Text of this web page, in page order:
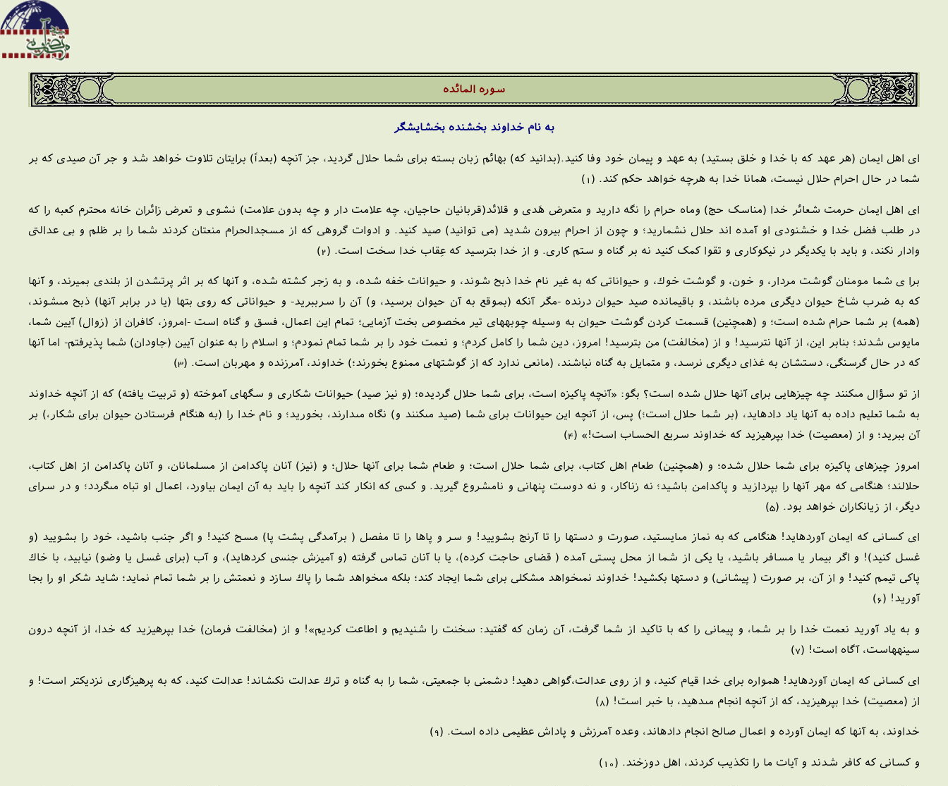
سوره المائده
به نام خداوند بخشنده بخشايشگر
ای اهل ایمان (هر عهد که با خدا و خلق بستید) به عهد و پیمان خود وفا کنید.(بدانید که) بهائم زبان بسته برای شما حلال گردید، جز آنچه (بعداً) برایتان تلاوت خواهد شد و جر آن صیدی که بر
شما در حال احرام حلال نیست، همانا خدا به هرچه خواهد حکم کند. (1)
ای اهل ایمان حرمت شعائر خدا (مناسک حج) وماه حرام را نگه دارید و متعرض هَدی و قلائد(قربانیان حاجیان، چه علامت دار و چه بدون علامت) نشوی و تعرض زائران خانه محترم کعبه را که
در طلب فضل خدا و خشنودی او آمده اند حلال نشمارید؛ و چون از احرام بیرون شدید (می توانید) صید کنید. و ادوات گروهی که از مسجدالحرام منعتان کردند شما را بر ظلم و بی عدالتی
وادار نکند، و باید با یکدیگر در نیکوکاری و تقوا کمک کنید نه بر گناه و ستم کاری. و از خدا بترسید که عِقاب خدا سخت است. (2)
برا ی شما مومنان گوشت مردار، و خون، و گوشت خوك، و حيواناتى كه به غير نام خدا ذبح شوند، و حيوانات خفه‏ شده، و به زجر كشته شده، و آنها كه بر اثر پرت‏شدن از بلندى بميرند، و آنها
كه به ضرب شاخ حيوان ديگرى مرده باشند، و باقيمانده صيد حيوان درنده -مگر آنكه (بموقع به آن حيوان برسيد، و) آن را سرببريد- و حيواناتى كه روى بتها (يا در برابر آنها) ذبح مى‏شوند،
(همه) بر شما حرام شده است؛ و (همچنين) قسمت كردن گوشت حيوان به وسيله چوبه‏هاى تير مخصوص بخت آزمايى؛ تمام اين اعمال، فسق و گناه است -امروز، كافران از (زوال) آيين شما،
مايوس شدند؛ بنابر اين، از آنها نترسيد! و از (مخالفت) من بترسيد! امروز، دين شما را كامل كردم؛ و نعمت خود را بر شما تمام نمودم؛ و اسلام را به عنوان آيين (جاودان) شما پذيرفتم- اما آنها
كه در حال گرسنگى، دستشان به غذاى ديگرى نرسد، و متمايل به گناه نباشند، (مانعى ندارد كه از گوشتهاى ممنوع بخورند؛) خداوند، آمرزنده و مهربان است. (3)
از تو سؤال مى‏كنند چه چيزهايى براى آنها حلال شده است؟ بگو: «آنچه پاكيزه است، براى شما حلال گرديده؛ (و نيز صيد) حيوانات شكارى و سگهاى آموخته (و تربيت يافته) كه از آنچه خداوند
به شما تعليم داده به آنها ياد داده‏ايد، (بر شما حلال است؛) پس، از آنچه اين حيوانات براى شما (صيد مى‏كنند و) نگاه مى‏دارند، بخوريد؛ و نام خدا را (به هنگام فرستادن حيوان براى شكار،) بر
آن ببريد؛ و از (معصيت) خدا بپرهيزيد كه خداوند سريع الحساب است!» (4)
امروز چيزهاى پاكيزه براى شما حلال شده؛ و (همچنين) طعام اهل كتاب، براى شما حلال است؛ و طعام شما براى آنها حلال؛ و (نيز) آنان پاكدامن از مسلمانان، و آنان پاكدامن از اهل كتاب،
حلالند؛ هنگامى كه مهر آنها را بپردازيد و پاكدامن باشيد؛ نه زناكار، و نه دوست پنهانى و نامشروع گيريد. و كسى كه انكار كند آنچه را بايد به آن ايمان بياورد، اعمال او تباه مى‏گردد؛ و در سراى
ديگر، از زيانكاران خواهد بود. (5)
اى كسانى كه ايمان آورده‏ايد! هنگامى كه به نماز مى‏ايستيد، صورت و دستها را تا آرنج بشوييد! و سر و پاها را تا مفصل ( برآمدگى پشت پا) مسح كنيد! و اگر جنب باشيد، خود را بشوييد (و
غسل كنيد)! و اگر بيمار يا مسافر باشيد، يا يكى از شما از محل پستى آمده ( قضاى حاجت كرده)، يا با آنان تماس گرفته (و آميزش جنسى كرده‏ايد)، و آب (براى غسل يا وضو) نيابيد، با خاك
پاكى تيمم كنيد! و از آن، بر صورت ( پيشانى) و دستها بكشيد! خداوند نمى‏خواهد مشكلى براى شما ايجاد كند؛ بلكه مى‏خواهد شما را پاك سازد و نعمتش را بر شما تمام نمايد؛ شايد شكر او را بجا
آوريد! (6)
و به ياد آوريد نعمت خدا را بر شما، و پيمانى را كه با تاكيد از شما گرفت، آن زمان كه گفتيد: س‏خ‏نت را شنيديم و اطاعت كرديم‏»! و از (مخالفت فرمان) خدا بپرهيزيد كه خدا، از آنچه درون
سينه‏هاست، آگاه است! (7)
اى كسانى كه ايمان آورده‏ايد! همواره براى خدا قيام كنيد، و از روى عدالت،گواهى دهيد! دشمنى با جمعيتى، شما را به گناه و ترك عدالت نكشاند! عدالت كنيد، كه به پرهيزگارى نزديكتر است! و
از (معصيت) خدا بپرهيزيد، كه از آنچه انجام مى‏دهيد، با خبر است! (8)
خداوند، به آنها كه ايمان آورده و اعمال صالح انجام داده‏اند، وعده آمرزش و پاداش عظيمى داده است. (9)
و كسانى كه كافر شدند و آيات ما را تكذيب كردند، اهل دوزخند. (10)